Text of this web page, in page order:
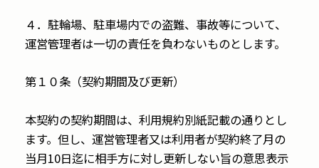
４．駐輪場、駐車場内での盗難、事故等について、
運営管理者は一切の責任を負わないものとします。
第１０条（契約期間及び更新）
本契約の契約期間は、利用規約別紙記載の通りとし
ます。但し、運営管理者又は利用者が契約終了月の
当月10日迄に相手方に対し更新しない旨の意思表示